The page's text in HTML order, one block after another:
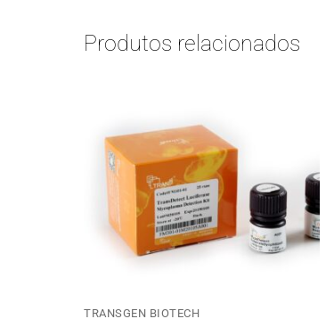
Produtos relacionados
TRANSGEN BIOTECH